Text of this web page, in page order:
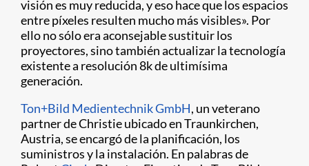
visión es muy reducida, y eso hace que los espacios
entre píxeles resulten mucho más visibles». Por
ello no sólo era aconsejable sustituir los
proyectores, sino también actualizar la tecnología
existente a resolución 8k de ultimísima
generación.
Ton+Bild Medientechnik GmbH, un veterano
partner de Christie ubicado en Traunkirchen,
Austria, se encargó de la planificación, los
suministros y la instalación. En palabras de